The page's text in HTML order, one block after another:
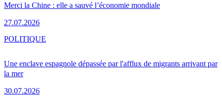
Merci la Chine : elle a sauvé l’économie mondiale
27.07.2026
Une enclave espagnole dépassée par l'afflux de migrants arrivant par
la mer
30.07.2026
POLITIQUE